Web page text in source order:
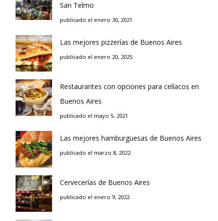
San Telmo
publicado el enero 30, 2021
Las mejores pizzerías de Buenos Aires
publicado el enero 20, 2025
Restaurantes con opciones para celíacos en
Buenos Aires
publicado el mayo 5, 2021
Las mejores hamburguesas de Buenos Aires
publicado el marzo 8, 2022
Cervecerías de Buenos Aires
publicado el enero 9, 2022